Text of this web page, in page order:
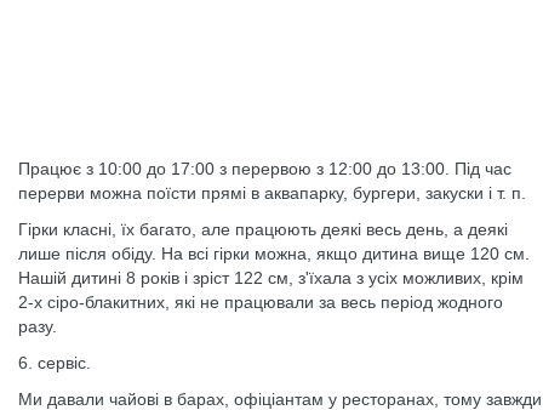
Працює з 10:00 до 17:00 з перервою з 12:00 до 13:00. Під час
перерви можна поїсти прямі в аквапарку, бургери, закуски і т. п.
Гірки класні, їх багато, але працюють деякі весь день, а деякі
лише після обіду. На всі гірки можна, якщо дитина вище 120 см.
Нашій дитині 8 років і зріст 122 см, з'їхала з усіх можливих, крім
2-х сіро-блакитних, які не працювали за весь період жодного
разу.
6. сервіс.
Ми давали чайові в барах, офіціантам у ресторанах, тому завжди